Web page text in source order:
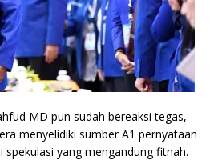
MD pun sudah bereaksi tegas,
menyelidiki sumber A1 pernyataan
spekulasi yang mengandung fitnah.